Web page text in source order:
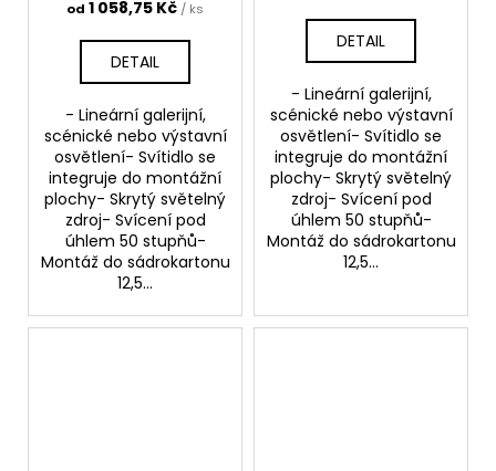
od 1 058,75 Kč / ks
DETAIL
- Lineární galerijní,
scénické nebo výstavní
osvětlení- Svítidlo se
integruje do montážní
plochy- Skrytý světelný
zdroj- Svícení pod
úhlem 50 stupňů-
Montáž do sádrokartonu
12,5...
DETAIL
- Lineární galerijní,
scénické nebo výstavní
osvětlení- Svítidlo se
integruje do montážní
plochy- Skrytý světelný
zdroj- Svícení pod
úhlem 50 stupňů-
Montáž do sádrokartonu
12,5...